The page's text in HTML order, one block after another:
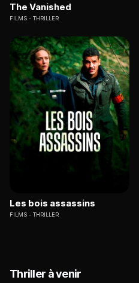
The Vanished
FILMS THRILLER
Les bois assassins
FILMS THRILLER
Thriller à venir